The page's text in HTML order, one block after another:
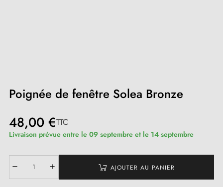
Poignée de fenêtre Solea Bronze
48,00 €TTC
Livraison prévue entre le 09 septembre et le 14 septembre
AJOUTER AU PANIER